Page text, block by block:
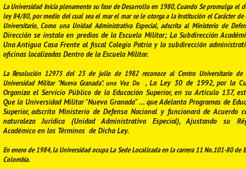
La Universidad Inicia plenamente su fase de Desarrollo en 1980, Cuando Se promulga el
ley 84/80, por medio del cual sea el mar el mar se le otorga a la Institución el Carácter de
Universitario, Como una Unidad Administrativa Especial, adscrita al Ministerio de
Dirección se instalo en predios de la Escuela Militar; La Subdirección
Una Antigua Casa Frente al fiscal Colegio Patria y la subdirección
oficinas localizadas Dentro de la Escuela Militar.
La Resolución 12975 del 23 de julio de 1982 reconoce al Centro Universitario de
Universidad Militar "Nueva Granada". una Vez Do , La Ley 30 de 1992, por la
Organiza el Servicio Público de la Educación Superior, en su Artículo 137,
Que la Universidad Militar "Nueva Granada" ... que Adelanta Programas de
Superior, adscrita Ministerio de Defensa Nacional y funcionará de Acuerdo
naturaleza Jurídica (Unidad Administrativa Especial), Ajustando su
Académico en los Términos de Dicha Ley.
En enero de 1984, la Universidad ocupa La Sede Localizada en la carrera 11 No.101-80 de
Colombia.